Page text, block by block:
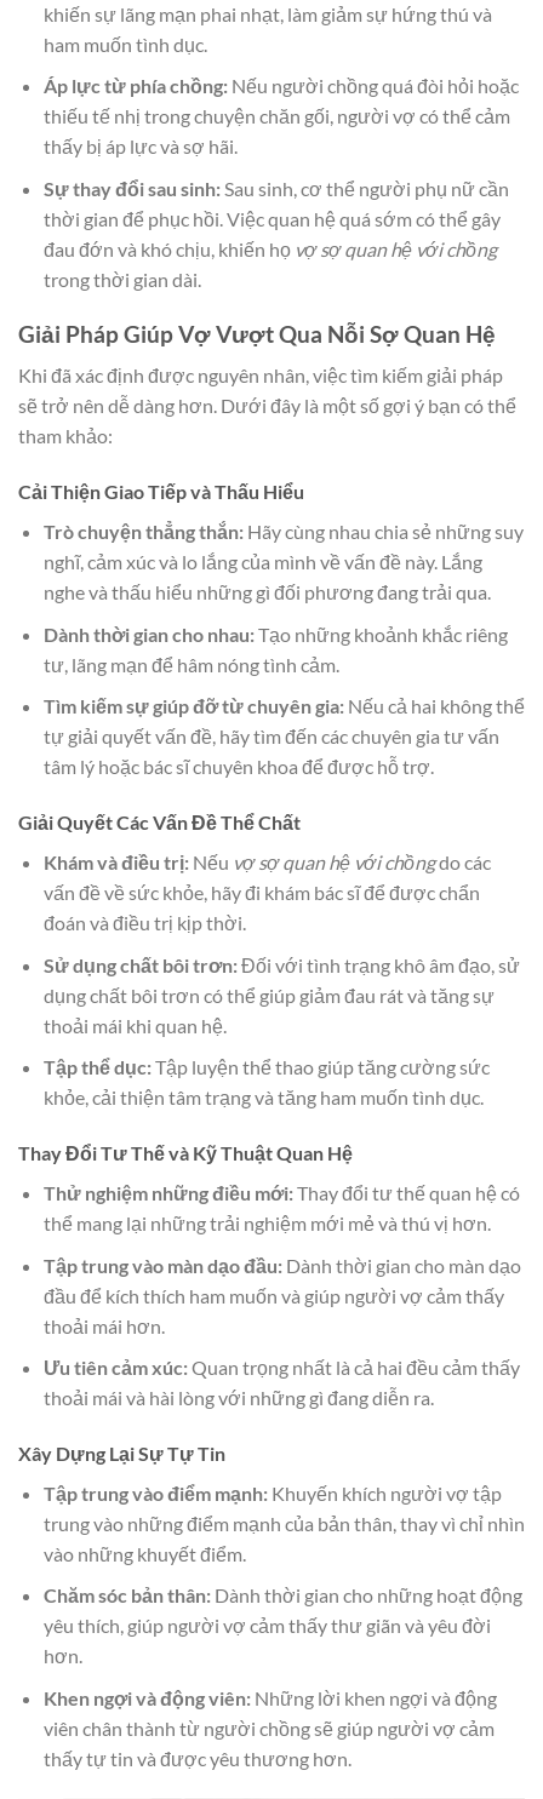
khiến sự lãng mạn phai nhạt, làm giảm sự hứng thú và
ham muốn tình dục.
Áp lực từ phía chồng:Nếu người chồng quá đòi hỏi hoặc
thiếu tế nhị trong chuyện chăn gối, người vợ có thể cảm
thấy bị áp lực và sợ hãi.
Sự thay đổi sau sinh:Sau sinh, cơ thể người phụ nữ cần
thời gian để phục hồi. Việc quan hệ quá sớm có thể gây
đau đớn và khó chịu, khiến họ vợ sợ quan hệ với chồng
trong thời gian dài.
Giải Pháp Giúp Vợ Vượt Qua Nỗi Sợ Quan Hệ
Khi đã xác định được nguyên nhân, việc tìm kiếm giải pháp
sẽ trở nên dễ dàng hơn. Dưới đây là một số gợi ý bạn có thể
tham khảo:
Cải Thiện Giao Tiếp và Thấu Hiểu
Trò chuyện thẳng thắn:Hãy cùng nhau chia sẻ những suy
nghĩ, cảm xúc và lo lắng của mình về vấn đề này. Lắng
nghe và thấu hiểu những gì đối phương đang trải qua.
Dành thời gian cho nhau:Tạo những khoảnh khắc riêng
tư, lãng mạn để hâm nóng tình cảm.
Tìm kiếm sự giúp đỡ từ chuyên gia:Nếu cả hai không thể
tự giải quyết vấn đề, hãy tìm đến các chuyên gia tư vấn
tâm lý hoặc bác sĩ chuyên khoa để được hỗ trợ.
Giải Quyết Các Vấn Đề Thể Chất
Khám và điều trị:Nếu vợ sợ quan hệ với chồngdo các
vấn đề về sức khỏe, hãy đi khám bác sĩ để được chẩn
đoán và điều trị kịp thời.
Sử dụng chất bôi trơn:Đối với tình trạng khô âm đạo, sử
dụng chất bôi trơn có thể giúp giảm đau rát và tăng sự
thoải mái khi quan hệ.
Tập thể dục:Tập luyện thể thao giúp tăng cường sức
khỏe, cải thiện tâm trạng và tăng ham muốn tình dục.
Thay Đổi Tư Thế và Kỹ Thuật Quan Hệ
Thử nghiệm những điều mới:Thay đổi tư thế quan hệ có
thể mang lại những trải nghiệm mới mẻ và thú vị hơn.
Tập trung vào màn dạo đầu:Dành thời gian cho màn dạo
đầu để kích thích ham muốn và giúp người vợ cảm thấy
thoải mái hơn.
Ưu tiên cảm xúc:Quan trọng nhất là cả hai đều cảm thấy
thoải mái và hài lòng với những gì đang diễn ra.
Xây Dựng Lại Sự Tự Tin
Tập trung vào điểm mạnh:Khuyến khích người vợ tập
trung vào những điểm mạnh của bản thân, thay vì chỉ nhìn
vào những khuyết điểm.
Chăm sóc bản thân:Dành thời gian cho những hoạt động
yêu thích, giúp người vợ cảm thấy thư giãn và yêu đời
hơn.
Khen ngợi và động viên:Những lời khen ngợi và động
viên chân thành từ người chồng sẽ giúp người vợ cảm
thấy tự tin và được yêu thương hơn.